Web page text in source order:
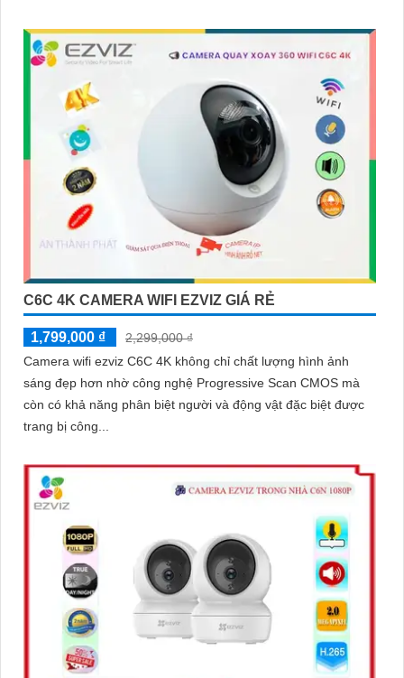
C6C 4K CAMERA WIFI EZVIZ GIÁ RẺ
1,799,000 ₫
2,299,000 ₫
Camera wifi ezviz C6C 4K không chỉ chất lượng hình ảnh
sáng đẹp hơn nhờ công nghệ Progressive Scan CMOS mà
còn có khả năng phân biệt người và động vật đặc biệt được
trang bị công...